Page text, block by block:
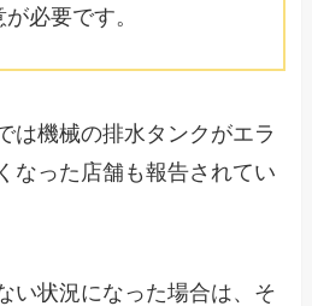
必要です。
は機械の排水タンクがエラ
なった店舗も報告されてい
い状況になった場合は、そ